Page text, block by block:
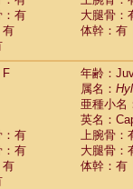
：有
大腿骨：
有
体幹：有
F
年齢：
属名：
亜種小名
英名：
：有
上腕骨：
：有
大腿骨：
有
体幹：有